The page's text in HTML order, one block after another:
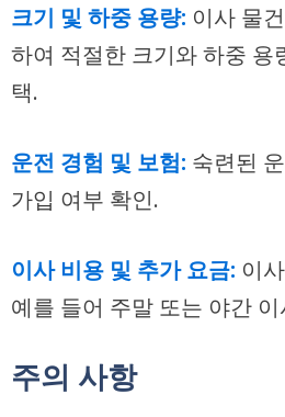
크기 및 하중 용량: 이사 물
하여 적절한 크기와 하중 용
택.
운전 경험 및 보험: 숙련된
가입 여부 확인.
이사 비용 및 추가 요금: 이
예를 들어 주말 또는 야간
주의 사항